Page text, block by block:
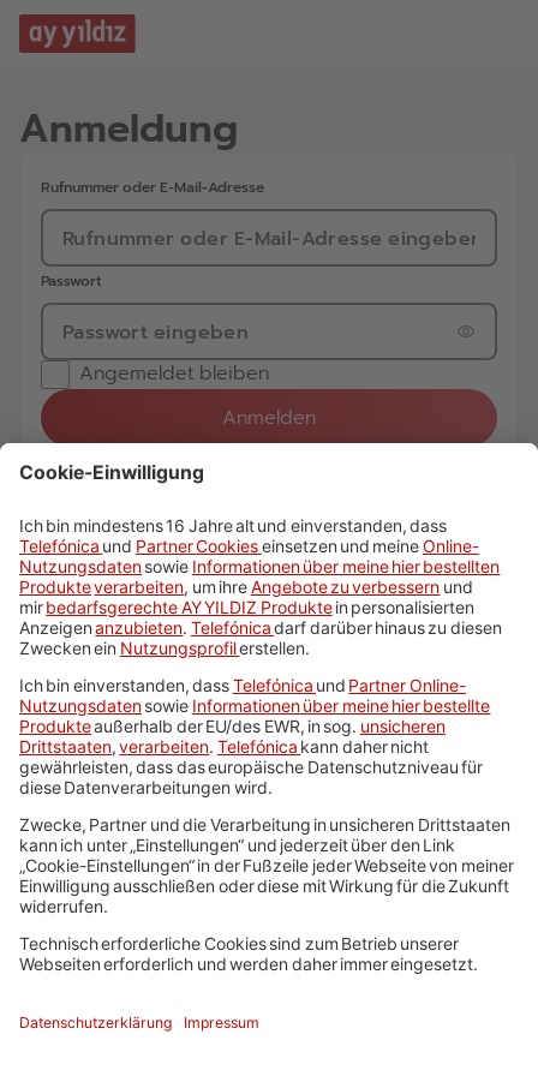
Anmeldung
Angemeldet bleiben
Anmelden
Ohne Passwort anmelden*
Kundenkonto erstellen
*Du kannst Dein Konto auch ohne Passwort verwalten. Nur einige
Bereiche sind zugangsbeschränkt.
Noch nicht bei AY YILDIZ? SIM-Karte bestellen